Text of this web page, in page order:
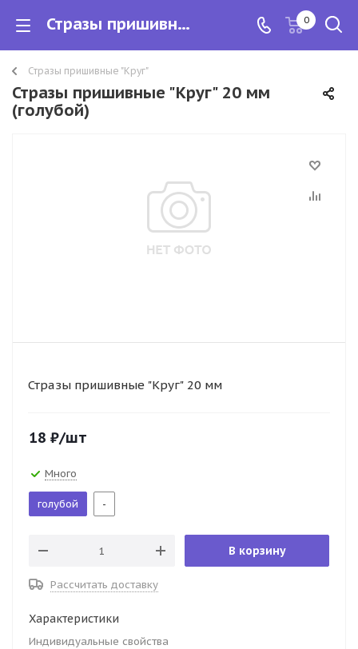
Стразы пришивные "Круг" 20 мм 0
Стразы пришивные "Круг"
Стразы пришивные "Круг" 20 мм
(голубой)
Стразы пришивные "Круг" 20 мм
18 ₽/шт
Много
голубой -
В корзину
Рассчитать доставку
Характеристики
Индивидуальные свойства